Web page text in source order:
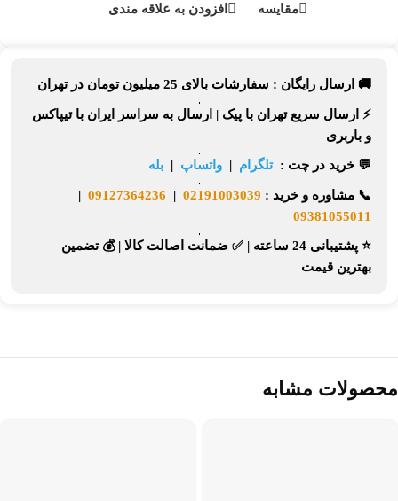
مقایسه افزودن به علاقه مندی
🚚 ارسال رایگان : سفارشات بالای 25 میلیون تومان در تهران
⚡ ارسال سریع تهران با پیک | ارسال به سراسر ایران با تیپاکس
و باربری
💬 خرید در چت :تلگرام | واتساپ | بله
📞 مشاوره و خرید : 02191003039
|
09127364236
|
09381055011
⭐ پشتیبانی 24 ساعته | ✅ ضمانت اصالت کالا |💰 تضمین
بهترین قیمت
محصولات مشابه